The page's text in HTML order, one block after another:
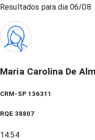
Resultados para dia06/08
Maria Carolina De
CRM-SP 136311
RQE 38807
14:54